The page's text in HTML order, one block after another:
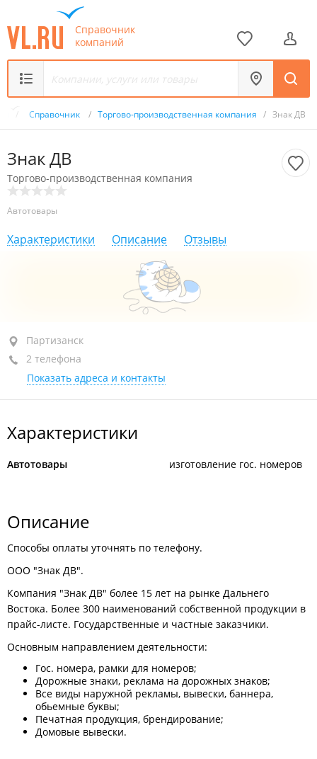
Справочник
компаний
/ Справочник / Торгово-производственная компания / Знак ДВ
Знак ДВ
Торгово-производственная компания
Автотовары
Характеристики Описание Отзывы
Партизанск, ул. Больничная, 7
площадка "ГИБДД"
+7 924 723-95-55
закрыто, откроется в 09:00
Партизанск
2 телефона
Показать адреса и контакты
Характеристики
Автотовары изготовление гос. номеров
Описание
Способы оплаты уточнять по телефону.
ООО "Знак ДВ".
Компания "Знак ДВ" более 15 лет на рынке Дальнего
Востока. Более 300 наименований собственной продукции в
прайс-листе. Государственные и частные заказчики.
Основным направлением деятельности:
Гос. номера, рамки для номеров;
Дорожные знаки, реклама на дорожных знаков;
Все виды наружной рекламы, вывески, баннера,
обьемные буквы;
Печатная продукция, брендирование;
Домовые вывески.